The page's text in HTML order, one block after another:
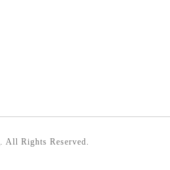
. All Rights Reserved.